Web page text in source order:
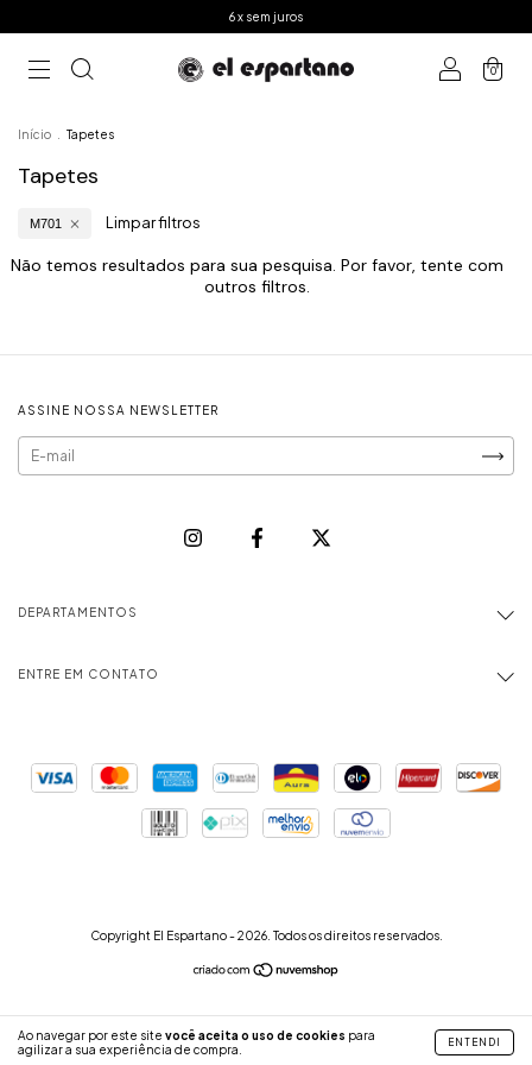
6 x sem juros
0
Ao navegar por este site você aceita o uso de cookies para
agilizar a sua experiência de compra.
ENTENDI
Início Tapetes
Tapetes
M701 Limpar filtros
Não temos resultados para sua pesquisa. Por favor, tente com
outros filtros.
ASSINE NOSSA NEWSLETTER
DEPARTAMENTOS
ENTRE EM CONTATO
Copyright El Espartano - 2026. Todos os direitos reservados.